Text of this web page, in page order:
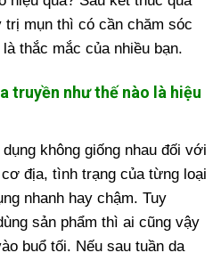
trị mụn thì có cần chăm sóc
thắc mắc của nhiều bạn.
truyền như thế nào là hiệu
không giống nhau đối với
địa, tình trạng của từng loại
nhanh hay chậm. Tuy
sản phẩm thì ai cũng vậy
buổ tối. Nếu sau tuần da